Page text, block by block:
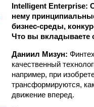
Intelligent Enterprise:
нему
бизнес-среды,
Что вы вкладываете
Даниил Мизун:
качественный
например, при
трансформируются,
движение вперед.